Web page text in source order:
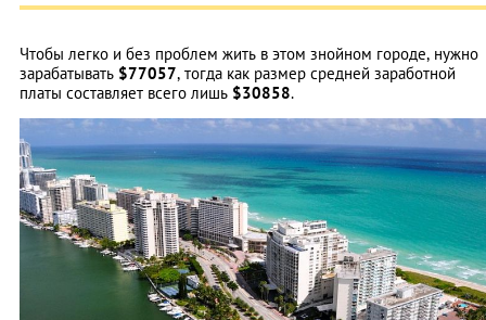
Чтобы легко и без проблем жить в этом знойном городе, нужно
зарабатывать $77057, тогда как размер средней заработной
платы составляет всего лишь $30858.